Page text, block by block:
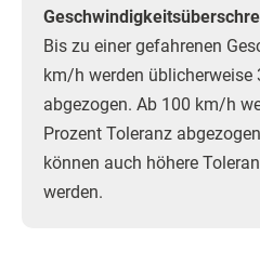
Bis zu einer gefahrenen
km/h werden
abgezogen. Ab 100 km/h
Prozent Toleranz
können auch höhere
werden.